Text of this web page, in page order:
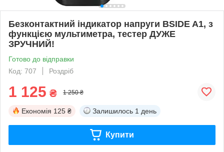
Безконтактний індикатор напруги BSIDE A1, з
функцією мультиметра, тестер ДУЖЕ
ЗРУЧНИЙ!
Готово до відправки
Код: 707
Роздріб
1 125 ₴ 1 250 ₴
Економія 125 ₴ Залишилось 1 день
Купити